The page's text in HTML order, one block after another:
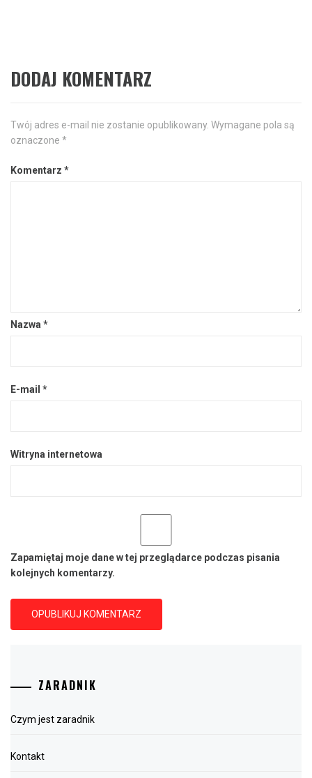
DODAJ KOMENTARZ
Twój adres e-mail nie zostanie opublikowany. Wymagane pola są
oznaczone *
Komentarz *
Nazwa*
E-mail *
Witryna internetowa
Zapamiętaj moje dane w tej przeglądarce podczas pisania
kolejnych komentarzy.
ZARADNIK
Czym jest zaradnik
Kontakt